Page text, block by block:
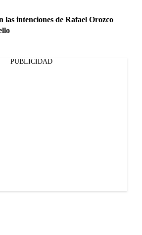
las intenciones de Rafael Orozco
PUBLICIDAD